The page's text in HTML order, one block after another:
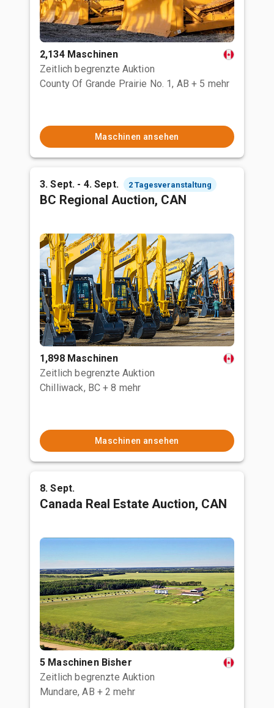
2,134 Maschinen
Zeitlich begrenzte Auktion
County Of Grande Prairie No. 1, AB + 5 mehr
Maschinen ansehen
3. Sept. - 4. Sept. 2 Tagesveranstaltung
BC Regional Auction, CAN
1,898 Maschinen
Zeitlich begrenzte Auktion
Chilliwack, BC + 8 mehr
Maschinen ansehen
8. Sept.
Canada Real Estate Auction, CAN
5 Maschinen Bisher
Zeitlich begrenzte Auktion
Mundare, AB + 2 mehr